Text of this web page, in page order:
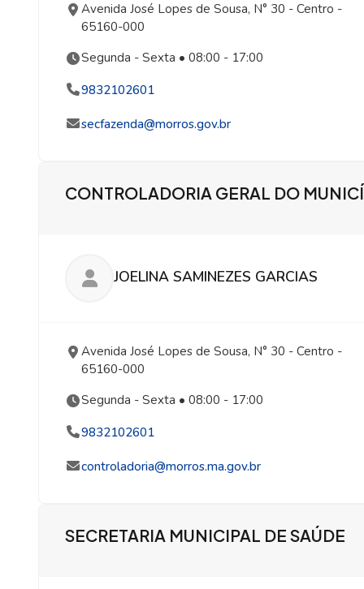
Avenida José Lopes de Sousa, N° 30 - Centro -
65160-000
Segunda - Sexta • 08:00 - 17:00
9832102601
secfazenda@morros.gov.br
CONTROLADORIA GERAL DO
JOELINA SAMINEZES GARCIAS
Avenida José Lopes de Sousa, N° 30 - Centro -
65160-000
Segunda - Sexta • 08:00 - 17:00
9832102601
controladoria@morros.ma.gov.br
SECRETARIA MUNICIPAL DE SAÚDE